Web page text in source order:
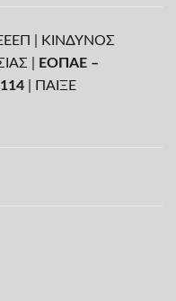
| ΚΙΝΔΥΝΟΣ
|
ΕΟΠΑΕ –
| ΠΑΙΞΕ